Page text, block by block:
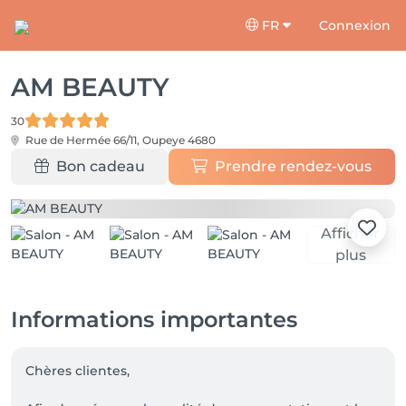
FR Connexion
AM BEAUTY
30
Rue de Hermée 66/11, Oupeye 4680
Bon cadeau Prendre rendez-vous
Afficher
plus
Informations importantes
Chères clientes,